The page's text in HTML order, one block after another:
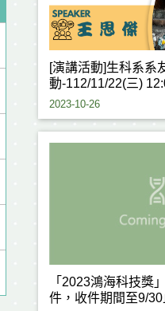
[演講活動]生科系系
動-112/11/22(三)
2023-10-26
「2023鴻海科技獎
件，收件期間至9/30